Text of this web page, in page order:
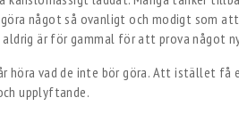
något så ovanligt och modigt som
är för gammal för att prova något
höra vad de inte bör göra. Att istället få
upplyftande.